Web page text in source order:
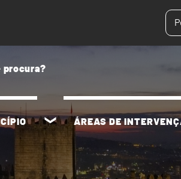
ÁREAS DE